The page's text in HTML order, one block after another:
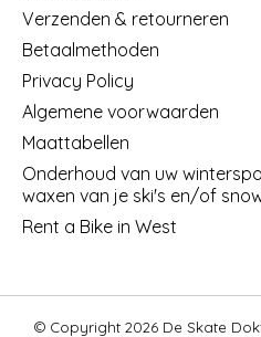
Verzenden & retourneren
Betaalmethoden
Privacy Policy
Algemene voorwaarden
Maattabellen
Onderhoud van uw
waxen van je ski's en/of
Rent a Bike in West
© Copyright 2026 De Skate